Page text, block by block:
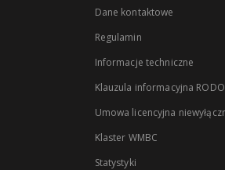
Dane kontaktowe
Regulamin
Informacje techniczne
Klauzula informacyjna RODO
Umowa licencyjna
Klaster WMBC
Statystyki